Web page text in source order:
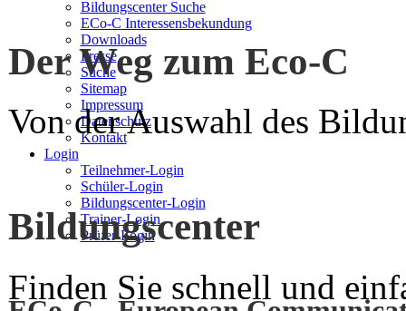
Bildungscenter Suche
ECo-C Interessensbekundung
Downloads
Presse
Suche
Sitemap
Impressum
Datenschutz
Kontakt
Login
Teilnehmer-Login
Schüler-Login
Bildungscenter-Login
Trainer-Login
Prüfer-Login
Der Weg zum Eco-C
Von der Auswahl des
Bildungscenter
Finden Sie schnell und